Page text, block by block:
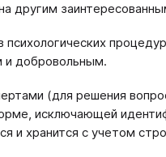
другим
и добровольным.
(для решения
исключающей
и хранится с учетом